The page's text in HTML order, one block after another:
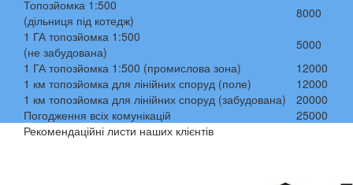
Топозйомка 1:500
(дільниця під котедж)
8000
1 ГА топозйомка 1:500
(не забудована)
5000
1 ГА топозйомка 1:500 (промислова зона)
12000
1 км топозйомка для лінійних споруд (поле)
12000
1 км топозйомка для лінійних споруд (забудована)
20000
Погодження всіх комунікацій
25000
Рекомендаційні листи наших клієнтів